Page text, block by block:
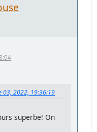
03, 2022, 19:36:19
superbe! On